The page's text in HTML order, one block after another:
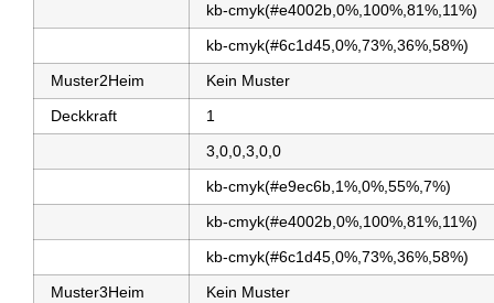
kb-cmyk(#e4002b,0%,100%,81%,11%)
kb-cmyk(#6c1d45,0%,73%,36%,58%)
Muster2Heim
Kein Muster
Deckkraft
1
3,0,0,3,0,0
kb-cmyk(#e9ec6b,1%,0%,55%,7%)
kb-cmyk(#e4002b,0%,100%,81%,11%)
kb-cmyk(#6c1d45,0%,73%,36%,58%)
Muster3Heim
Kein Muster